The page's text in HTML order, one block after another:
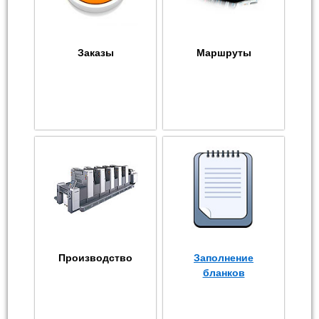
Заказы Маршруты
Производство
Заполнение
бланков